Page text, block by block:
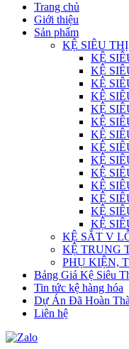
Trang chủ
Giới thiệu
Sản phẩm
KỆ SIÊU
KỆ
KỆ
KỆ
KỆ
KỆ
KỆ
KỆ
KỆ
KỆ
KỆ
KỆ
KỆ
KỆ
KỆ
KỆ SẮT V
KỆ TRUNG
PHỤ KIỆN,
Bảng Giá Kệ Siêu
Tin tức kệ hàng hóa
Dự Án Đã Hoàn
Liên hệ